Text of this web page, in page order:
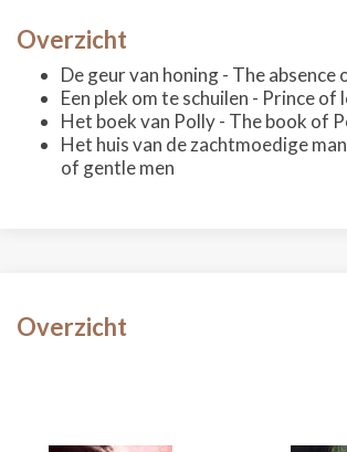
Overzicht
De geur van honing - The absence
Een plek om te schuilen - Prince of
Het boek van Polly - The book of
Het huis van de zachtmoedige
of gentle men
Overzicht